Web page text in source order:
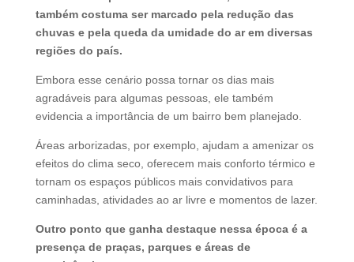
também costuma ser marcado pela redução das
chuvas e pela queda da umidade do ar em diversas
regiões do país.
Embora esse cenário possa tornar os dias mais
agradáveis para algumas pessoas, ele também
evidencia a importância de um bairro bem planejado.
Áreas arborizadas, por exemplo, ajudam a amenizar os
efeitos do clima seco, oferecem mais conforto térmico e
tornam os espaços públicos mais convidativos para
caminhadas, atividades ao ar livre e momentos de lazer.
Outro ponto que ganha destaque nessa época é a
presença de praças, parques e áreas de